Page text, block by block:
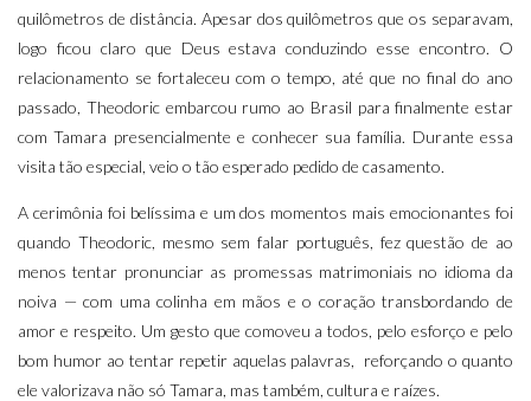
quilômetros de distância. Apesar dos quilômetros que os separavam,
logo ficou claro que Deus estava conduzindo esse encontro. O
relacionamento se fortaleceu com o tempo, até que no final do ano
passado, Theodoric embarcou rumo ao Brasil para finalmente estar
com Tamara presencialmente e conhecer sua família. Durante essa
visita tão especial, veio o tão esperado pedido de casamento.
A cerimônia foi belíssima e um dos momentos mais emocionantes foi
quando Theodoric, mesmo sem falar português, fez questão de ao
menos tentar pronunciar as promessas matrimoniais no idioma da
noiva — com uma colinha em mãos e o coração transbordando de
amor e respeito. Um gesto que comoveu a todos, pelo esforço e pelo
bom humor ao tentar repetir aquelas palavras, reforçando o quanto
ele valorizava não só Tamara, mas também, cultura e raízes.